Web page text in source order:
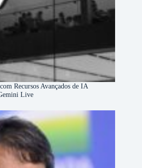
Recursos Avançados de IA
Live